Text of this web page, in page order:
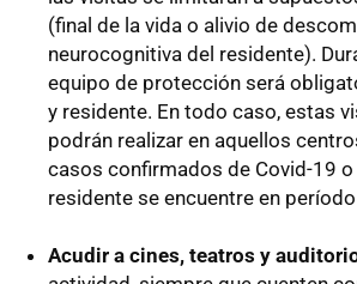
(final de la vida o alivio de
neurocognitiva del residente).
equipo de protección será
y residente. En todo caso, estas
podrán realizar en aquellos
casos confirmados de Covid-19
residente se encuentre en
Acudir a cines, teatros y